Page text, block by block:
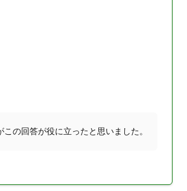
この回答が役に立ったと思いました。